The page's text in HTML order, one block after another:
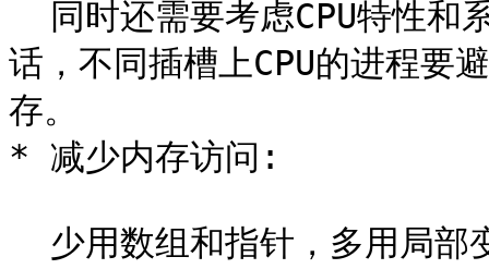
话，不同插槽上CPU的进程要
存。
* 减少内存访问: